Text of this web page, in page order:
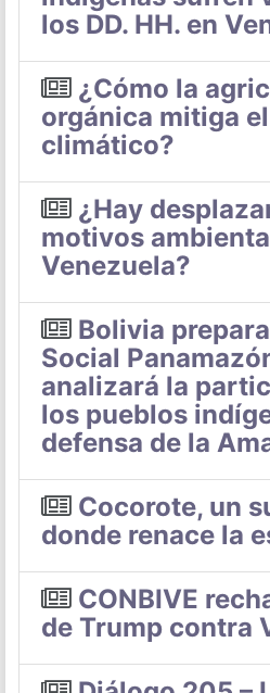
los DD. HH. en
¿Cómo la
orgánica mitiga
climático?
¿Hay
motivos
Venezuela?
Bolivia
Social
analizará la
los pueblos
defensa de la
Cocorote, un
donde renace la
CONBIVE
de Trump contra